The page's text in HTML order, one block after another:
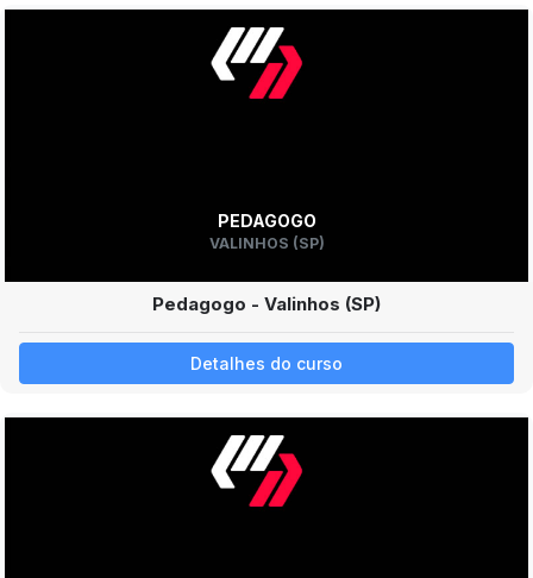
PEDAGOGO
VALINHOS (SP)
Pedagogo - Valinhos (SP)
Detalhes do curso